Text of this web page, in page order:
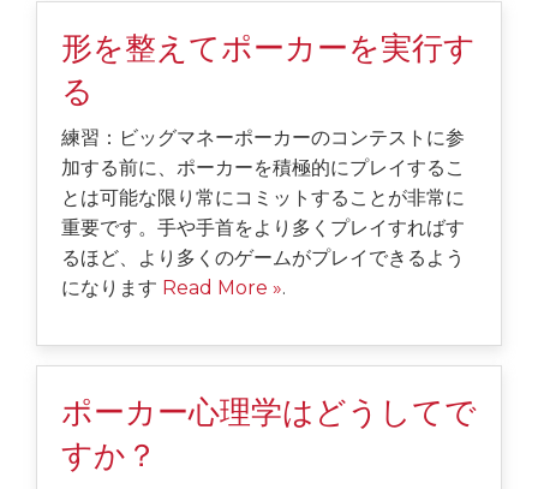
形を整えてポーカーを実行す
る
練習：ビッグマネーポーカーのコンテストに参
加する前に、ポーカーを積極的にプレイするこ
とは可能な限り常にコミットすることが非常に
重要です。手や手首をより多くプレイすればす
るほど、より多くのゲームがプレイできるよう
になります Read More ».
ポーカー心理学はどうしてで
すか？